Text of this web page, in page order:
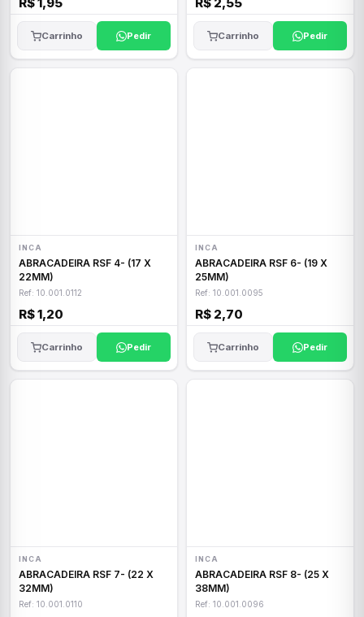
Carrinho Pedir Carrinho Pedir
INCA
ABRACADEIRA RSF 4- (17 X
22MM)
Ref: 10.001.0112
R$ 1,20
Carrinho Pedir
INCA
ABRACADEIRA RSF 6- (19 X
25MM)
Ref: 10.001.0095
R$ 2,70
Carrinho Pedir
INCA
ABRACADEIRA RSF 7- (22 X
32MM)
Ref: 10.001.0110
INCA
ABRACADEIRA RSF 8- (25 X
38MM)
Ref: 10.001.0096